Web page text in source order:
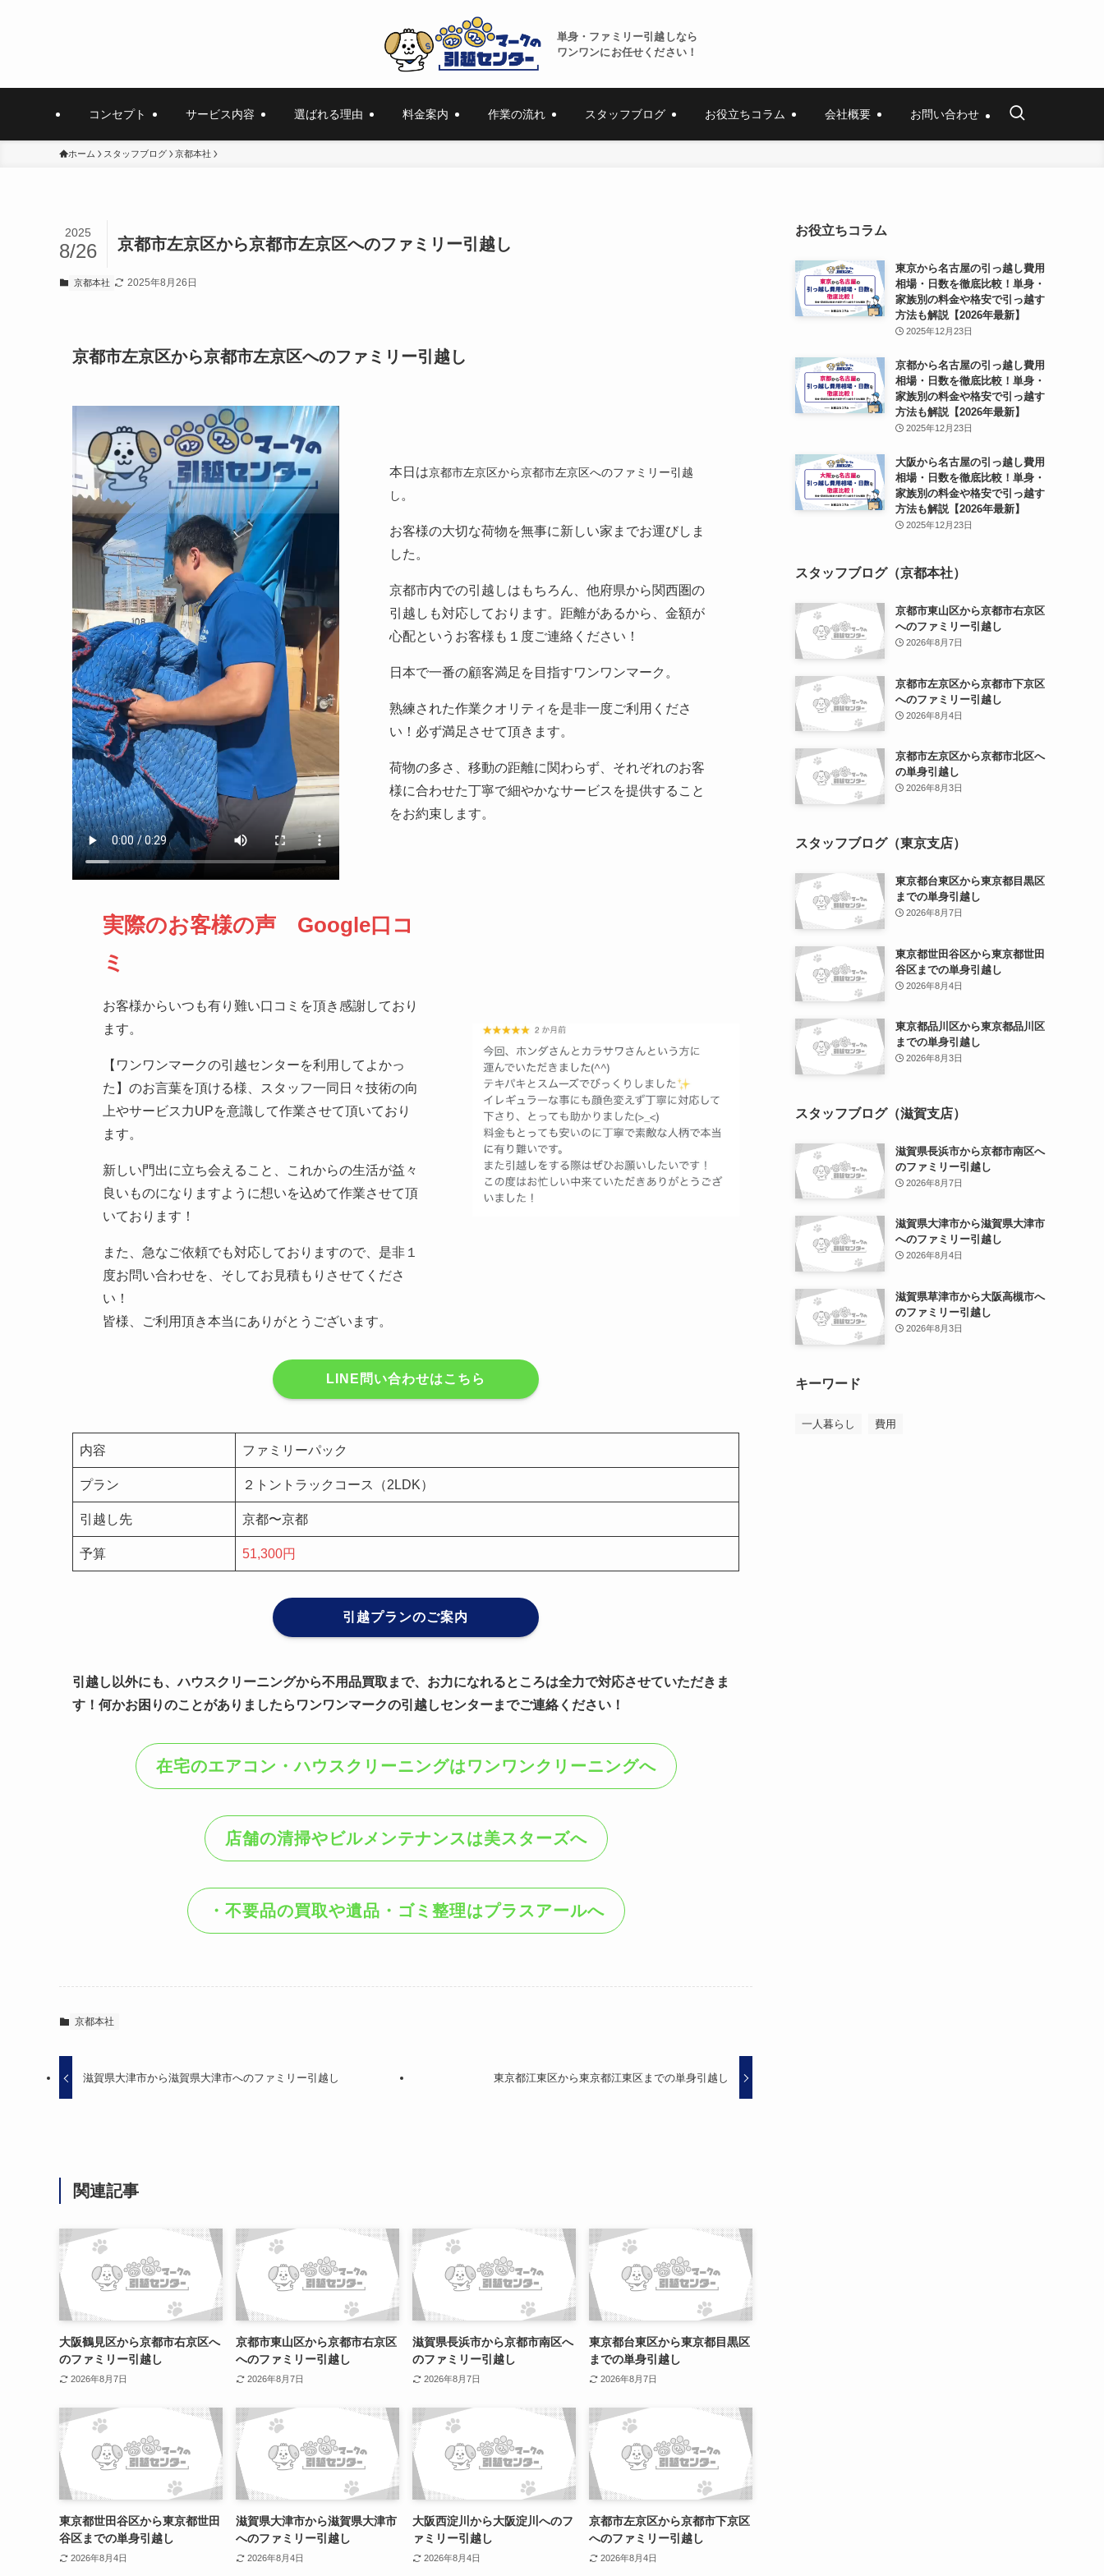
単身・ファミリー引越しなら
ワンワンにお任せください！
コンセプト サービス内容 選ばれる理由 料金案内 作業の流れ スタッフブログ お役立ちコラム 会社概要 お問い合わせ
ホーム スタッフブログ 京都本社
京都市左京区から京都市左京区へのファミリー引越し
2025
8/26
京都本社 2025年8月26日
京都市左京区から京都市左京区へのファミリー引越し
本日は京都市左京区から京都市左京区へのファミリー引越
し 。
お客様の大切な荷物を無事に新しい家までお運びしま
した。
京都市内での引越しはもちろん、他府県から関西圏の
引越しも対応しております。距離があるから、金額が
心配というお客様も１度ご連絡ください！
日本で一番の顧客満足を目指すワンワンマーク。
熟練された作業クオリティを是非一度ご利用くださ
い！必ず満足させて頂きます。
荷物の多さ、移動の距離に関わらず、それぞれのお客
様に合わせた丁寧で細やかなサービスを提供すること
をお約束します。
実際のお客様の声 Google口コ
ミ
お客様からいつも有り難い口コミを頂き感謝しており
ます。
【ワンワンマークの引越センターを利用してよかっ
た】のお言葉を頂ける様、スタッフ一同日々技術の向
上やサービス力UPを意識して作業させて頂いており
ます。
新しい門出に立ち会えること、これからの生活が益々
良いものになりますように想いを込めて作業させて頂
いております！
また、急なご依頼でも対応しておりますので、是非１
度お問い合わせを、そしてお見積もりさせてくださ
い！
皆様、ご利用頂き本当にありがとうございます。
LINE問い合わせはこちら
内容 ファミリーパック
プラン ２トントラックコース（2LDK）
引越し先 京都〜京都
予算 51,300円
引越プランのご案内
引越し以外にも、ハウスクリーニングから不用品買取まで、お力になれるところは全力で対応させていただきま
す！何かお困りのことがありましたらワンワンマークの引越しセンターまでご連絡ください！
在宅のエアコン・ハウスクリーニングはワンワンクリーニングへ
店舗の清掃やビルメンテナンスは美スターズへ
・不要品の買取や遺品・ゴミ整理はプラスアールへ
京都本社
滋賀県大津市から滋賀県大津市へのファミリー引越し 東京都江東区から東京都江東区までの単身引越し
関連記事
大阪鶴見区から京都市右京区へ
のファミリー引越し
2026年8月7日
京都市東山区から京都市右京区
へのファミリー引越し
2026年8月7日
滋賀県長浜市から京都市南区へ
のファミリー引越し
2026年8月7日
東京都台東区から東京都目黒区
までの単身引越し
2026年8月7日
東京都世田谷区から東京都世田
谷区までの単身引越し
2026年8月4日
滋賀県大津市から滋賀県大津市
へのファミリー引越し
2026年8月4日
大阪西淀川から大阪淀川へのフ
ァミリー引越し
2026年8月4日
京都市左京区から京都市下京区
へのファミリー引越し
2026年8月4日
お役立ちコラム
東京から名古屋の引っ越し費用
相場・日数を徹底比較！単身・
家族別の料金や格安で引っ越す
方法も解説【2026年最新】
2025年12月23日
京都から名古屋の引っ越し費用
相場・日数を徹底比較！単身・
家族別の料金や格安で引っ越す
方法も解説【2026年最新】
2025年12月23日
大阪から名古屋の引っ越し費用
相場・日数を徹底比較！単身・
家族別の料金や格安で引っ越す
方法も解説【2026年最新】
2025年12月23日
スタッフブログ（京都本社）
京都市東山区から京都市右京区
へのファミリー引越し
2026年8月7日
京都市左京区から京都市下京区
へのファミリー引越し
2026年8月4日
京都市左京区から京都市北区へ
の単身引越し
2026年8月3日
スタッフブログ（東京支店）
東京都台東区から東京都目黒区
までの単身引越し
2026年8月7日
東京都世田谷区から東京都世田
谷区までの単身引越し
2026年8月4日
東京都品川区から東京都品川区
までの単身引越し
2026年8月3日
スタッフブログ（滋賀支店）
滋賀県長浜市から京都市南区へ
のファミリー引越し
2026年8月7日
滋賀県大津市から滋賀県大津市
へのファミリー引越し
2026年8月4日
滋賀県草津市から大阪高槻市へ
のファミリー引越し
2026年8月3日
キーワード
一人暮らし 費用